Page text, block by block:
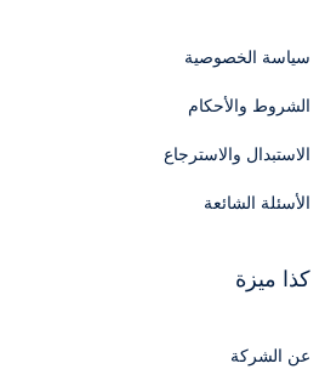
سياسة الخصوصية
الشروط والأحكام
الاستبدال والاسترجاع
الأسئلة الشائعة
كذا ميزة
عن الشركة